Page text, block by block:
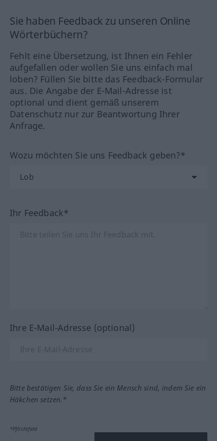
Sie haben Feedback zu unseren Online
Wörterbüchern?
Fehlt eine Übersetzung, ist Ihnen ein Fehler
aufgefallen oder wollen Sie uns einfach mal
loben? Füllen Sie bitte das Feedback-Formular
aus. Die Angabe der E-Mail-Adresse ist
optional und dient gemäß unserem
Datenschutz nur zur Beantwortung Ihrer
Anfrage.
Wozu möchten Sie uns Feedback geben?*
Ihr Feedback*
Ihre E-Mail-Adresse (optional)
Bitte bestätigen Sie, dass Sie ein Mensch sind, indem Sie ein
Häkchen setzen.*
*Pflichtfeld